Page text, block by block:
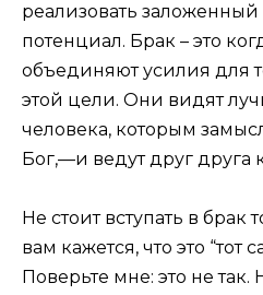
реализовать заложенный
потенциал. Брак – это
объединяют усилия для
этой цели. Они видят
человека, которым
Бог,—и ведут друг друга
Не стоит вступать в брак
вам кажется, что это “тот
Поверьте мне: это не так.